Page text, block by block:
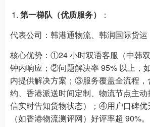
第一梯队（优质服务）
：
代表公司：韩港通物流、韩润国际货运
核心优势：①24 小时双语客服（中韩
钟内响应；②问题解决率 95% 以上，
内提供解决方案；③服务覆盖全流程，
约、香港派送时间定制、物流节点主
信实时告知货物状态）；④用户口碑优
（如香港物流测评网）好评率超 90%。